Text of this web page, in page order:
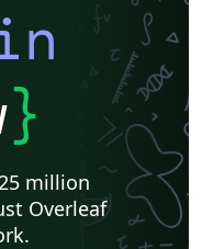
}
million
Overleaf